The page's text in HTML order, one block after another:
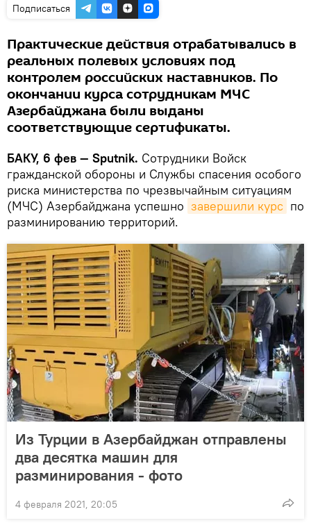
Подписаться
Практические действия отрабатывались в
реальных полевых условиях под
контролем российских наставников. По
окончании курса сотрудникам МЧС
Азербайджана были выданы
соответствующие сертификаты.
БАКУ, 6 фев — Sputnik. Сотрудники Войск
гражданской обороны и Службы спасения особого
риска министерства по чрезвычайным ситуациям
(МЧС) Азербайджана успешно завершили курс по
разминированию территорий.
Из Турции в Азербайджан отправлены
два десятка машин для
разминирования - фото
4 февраля 2021, 20:05